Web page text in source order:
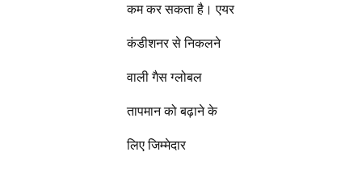
कम कर सकता है। एयर
कंडीशनर से निकलने
वाली गैस ग्लोबल
तापमान को बढ़ाने के
लिए जिम्मेदार